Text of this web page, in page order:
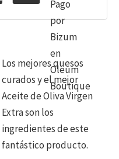
Los mejores quesos
curados y el mejor
Aceite de Oliva Virgen
Extra son los
ingredientes de este
fantástico producto.